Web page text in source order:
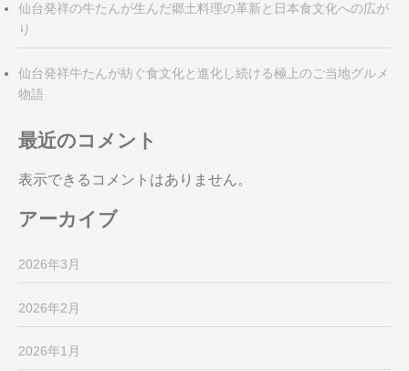
仙台発祥の牛たんが生んだ郷土料理の革新と日本食文化への広が
り
仙台発祥牛たんが紡ぐ食文化と進化し続ける極上のご当地グルメ
物語
最近のコメント
表示できるコメントはありません。
アーカイブ
2026年3月
2026年2月
2026年1月